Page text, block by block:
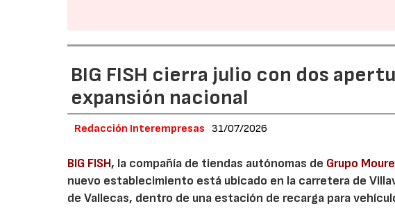
BIG FISH cierra julio con dos
expansión nacional
Redacción Interempresas 31/07/2026
BIG FISH, la compañía de tiendas autónomas de Grupo Moure
nuevo establecimiento está ubicado en la carretera de
de Vallecas, dentro de una estación de recarga para